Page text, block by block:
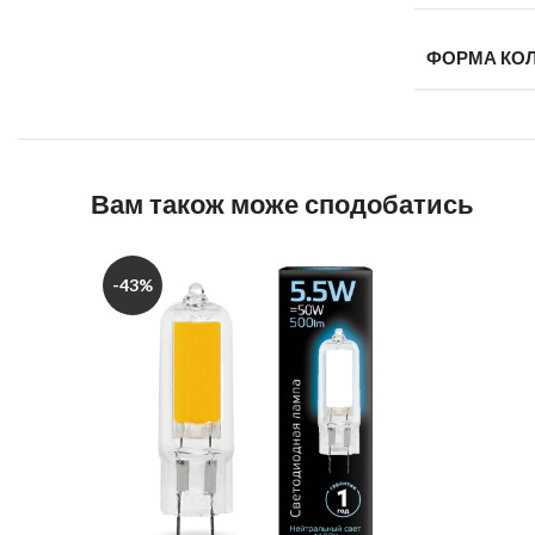
ФОРМА
Вам також може сподобатись
-43%